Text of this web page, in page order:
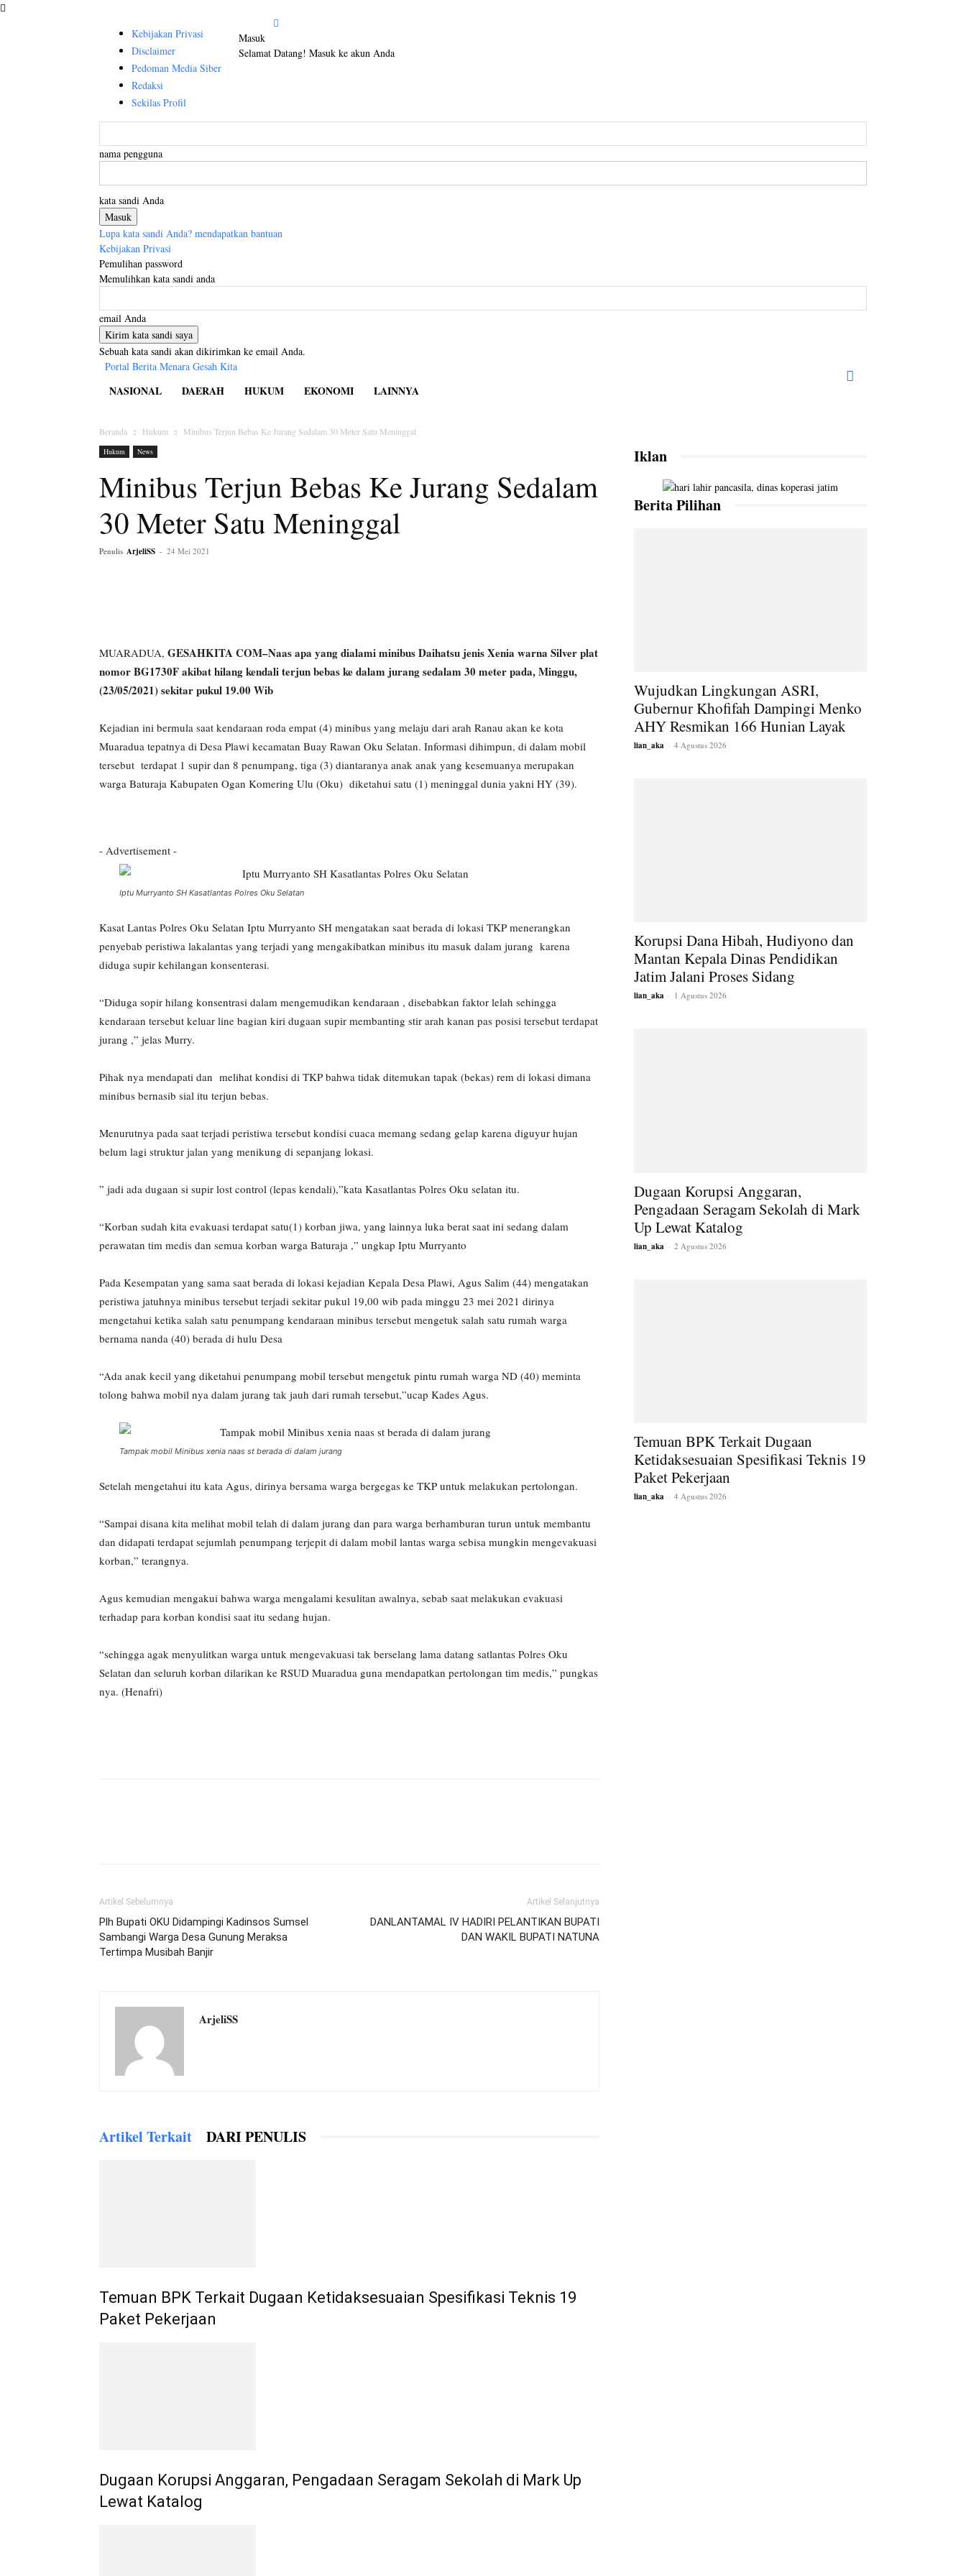
Kebijakan Privasi
Disclaimer
Pedoman Media Siber
Redaksi
Sekilas Profil
Masuk
Selamat Datang! Masuk ke akun Anda
nama pengguna
kata sandi Anda
Lupa kata sandi Anda? mendapatkan bantuan
Kebijakan Privasi
Pemulihan password
Memulihkan kata sandi anda
email Anda
Sebuah kata sandi akan dikirimkan ke email Anda.
Portal Berita Menara Gesah Kita
NASIONAL DAERAH HUKUM EKONOMI LAINNYA
Beranda Hukum Minibus Terjun Bebas Ke Jurang Sedalam 30 Meter Satu Meninggal
Hukum News
Minibus Terjun Bebas Ke Jurang Sedalam
30 Meter Satu Meninggal
Penulis ArjeliSS - 24 Mei 2021
MUARADUA, GESAHKITA COM–Naas apa yang dialami minibus Daihatsu jenis Xenia warna Silver plat
nomor BG1730F akibat hilang kendali terjun bebas ke dalam jurang sedalam 30 meter pada, Minggu,
(23/05/2021) sekitar pukul 19.00 Wib
Kejadian ini bermula saat kendaraan roda empat (4) minibus yang melaju dari arah Ranau akan ke kota
Muaradua tepatnya di Desa Plawi kecamatan Buay Rawan Oku Selatan. Informasi dihimpun, di dalam mobil
tersebut terdapat 1 supir dan 8 penumpang, tiga (3) diantaranya anak anak yang kesemuanya merupakan
warga Baturaja Kabupaten Ogan Komering Ulu (Oku) diketahui satu (1) meninggal dunia yakni HY (39).
- Advertisement -
Iptu Murryanto SH Kasatlantas Polres Oku Selatan
Kasat Lantas Polres Oku Selatan Iptu Murryanto SH mengatakan saat berada di lokasi TKP menerangkan
penyebab peristiwa lakalantas yang terjadi yang mengakibatkan minibus itu masuk dalam jurang karena
diduga supir kehilangan konsenterasi.
“Diduga sopir hilang konsentrasi dalam mengemudikan kendaraan , disebabkan faktor lelah sehingga
kendaraan tersebut keluar line bagian kiri dugaan supir membanting stir arah kanan pas posisi tersebut terdapat
jurang ,” jelas Murry.
Pihak nya mendapati dan melihat kondisi di TKP bahwa tidak ditemukan tapak (bekas) rem di lokasi dimana
minibus bernasib sial itu terjun bebas.
Menurutnya pada saat terjadi peristiwa tersebut kondisi cuaca memang sedang gelap karena diguyur hujan
belum lagi struktur jalan yang menikung di sepanjang lokasi.
” jadi ada dugaan si supir lost control (lepas kendali),”kata Kasatlantas Polres Oku selatan itu.
“Korban sudah kita evakuasi terdapat satu(1) korban jiwa, yang lainnya luka berat saat ini sedang dalam
perawatan tim medis dan semua korban warga Baturaja ,” ungkap Iptu Murryanto
Pada Kesempatan yang sama saat berada di lokasi kejadian Kepala Desa Plawi, Agus Salim (44) mengatakan
peristiwa jatuhnya minibus tersebut terjadi sekitar pukul 19,00 wib pada minggu 23 mei 2021 dirinya
mengetahui ketika salah satu penumpang kendaraan minibus tersebut mengetuk salah satu rumah warga
bernama nanda (40) berada di hulu Desa
“Ada anak kecil yang diketahui penumpang mobil tersebut mengetuk pintu rumah warga ND (40) meminta
tolong bahwa mobil nya dalam jurang tak jauh dari rumah tersebut,”ucap Kades Agus.
Tampak mobil Minibus xenia naas st berada di dalam jurang
Setelah mengetahui itu kata Agus, dirinya bersama warga bergegas ke TKP untuk melakukan pertolongan.
“Sampai disana kita melihat mobil telah di dalam jurang dan para warga berhamburan turun untuk membantu
dan didapati terdapat sejumlah penumpang terjepit di dalam mobil lantas warga sebisa mungkin mengevakuasi
korban,” terangnya.
Agus kemudian mengakui bahwa warga mengalami kesulitan awalnya, sebab saat melakukan evakuasi
terhadap para korban kondisi saat itu sedang hujan.
“sehingga agak menyulitkan warga untuk mengevakuasi tak berselang lama datang satlantas Polres Oku
Selatan dan seluruh korban dilarikan ke RSUD Muaradua guna mendapatkan pertolongan tim medis,” pungkas
nya. (Henafri)
Artikel Sebelumnya
Plh Bupati OKU Didampingi Kadinsos Sumsel
Sambangi Warga Desa Gunung Meraksa
Tertimpa Musibah Banjir
Artikel Selanjutnya
DANLANTAMAL IV HADIRI PELANTIKAN BUPATI
DAN WAKIL BUPATI NATUNA
ArjeliSS
Artikel Terkait DARI PENULIS
Temuan BPK Terkait Dugaan Ketidaksesuaian Spesifikasi Teknis 19
Paket Pekerjaan
Dugaan Korupsi Anggaran, Pengadaan Seragam Sekolah di Mark Up
Lewat Katalog
Iklan
Berita Pilihan
Wujudkan Lingkungan ASRI,
Gubernur Khofifah Dampingi Menko
AHY Resmikan 166 Hunian Layak
lian_aka - 4 Agustus 2026
Korupsi Dana Hibah, Hudiyono dan
Mantan Kepala Dinas Pendidikan
Jatim Jalani Proses Sidang
lian_aka - 1 Agustus 2026
Dugaan Korupsi Anggaran,
Pengadaan Seragam Sekolah di Mark
Up Lewat Katalog
lian_aka - 2 Agustus 2026
Temuan BPK Terkait Dugaan
Ketidaksesuaian Spesifikasi Teknis 19
Paket Pekerjaan
lian_aka - 4 Agustus 2026